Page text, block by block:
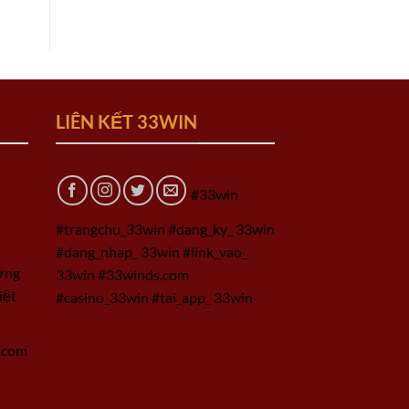
LIÊN KẾT 33WIN
#33win
#trangchu_33win #dang_ky_ 33win
#dang_nhap_ 33win #link_vao_
33win #33winds.com
#casino_33win #tai_app_ 33win